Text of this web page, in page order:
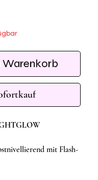
Warenkorb
mit Flash-